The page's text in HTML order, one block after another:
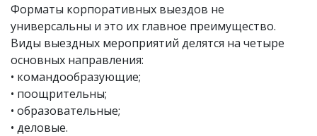
Форматы корпоративных выездов не
универсальны и это их главное преимущество.
Виды выездных мероприятий делятся на четыре
основных направления:
• командообразующие;
• поощрительны;
• образовательные;
• деловые.